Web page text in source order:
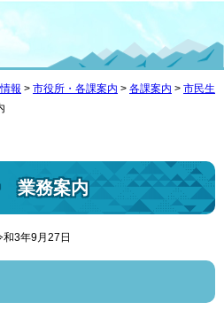
報 > 市役所・各課案内 > 各課案内 > 市民生
業務案内
3年9月27日